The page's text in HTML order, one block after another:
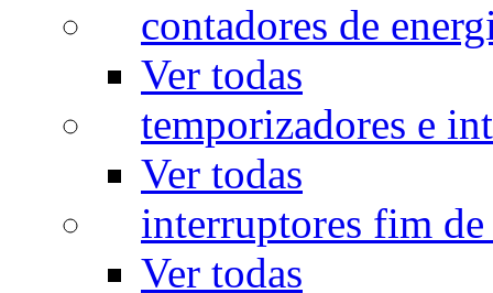
contadores de
Ver todas
temporizadores e
Ver todas
interruptores fim de
Ver todas